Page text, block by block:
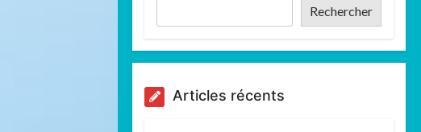
Rechercher
Articles récents